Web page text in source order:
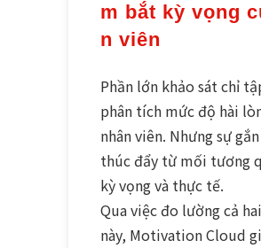
m bắt kỳ vọng
n viên
Phần lớn khảo sát chỉ
phân tích mức độ hài
nhân viên. Nhưng sự
thúc đẩy từ mối tương
kỳ vọng và thực tế.
Qua việc đo lường cả
này, Motivation Cloud